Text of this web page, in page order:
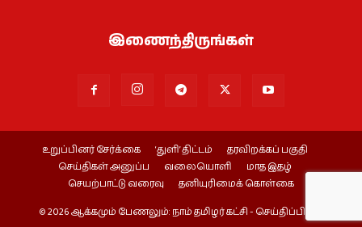
இணைந்திருங்கள்
உறுப்பினர் சேர்க்கை ‘துளி’ திட்டம்
தரவிறக்கப் பகுதி
செய்திகள் அனுப்ப
வலையொளி
மாத இதழ்
செயற்பாட்டு வரைவு
தனியுரிமைக் கொள்கை
© 2026 ஆக்கமும் பேணலும்: நாம் தமிழர் கட்சி - செய்திப்பிரிவு